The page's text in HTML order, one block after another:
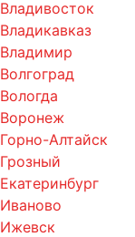
Владивосток
Владикавказ
Владимир
Волгоград
Вологда
Воронеж
Горно-Алтайск
Грозный
Екатеринбург
Иваново
Ижевск